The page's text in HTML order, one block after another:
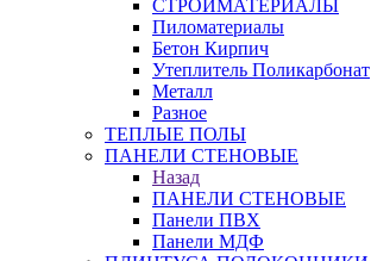
СТРОЙМАТЕРИАЛЫ
Пиломатериалы
Бетон Кирпич
Утеплитель Поликарбонат
Металл
Разное
ТЕПЛЫЕ ПОЛЫ
ПАНЕЛИ СТЕНОВЫЕ
Назад
ПАНЕЛИ СТЕНОВЫЕ
Панели ПВХ
Панели МДФ